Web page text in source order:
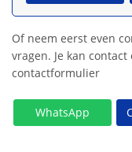
Of neem eerst even
vragen. Je kan
contactformulier
WhatsApp